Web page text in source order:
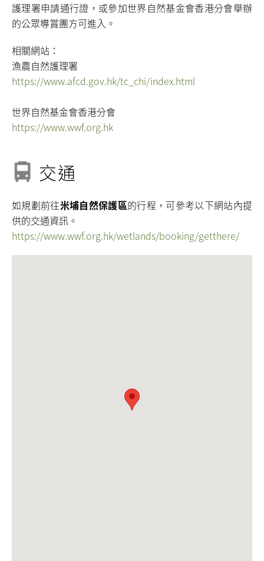
護理署申請通行證，或參加世界自然基金會香港分會舉辦
的公眾導賞團方可進入。
相關網站：
漁農自然護理署
https://www.afcd.gov.hk/tc_chi/index.html
世界自然基金會香港分會
https://www.wwf.org.hk
交通
如規劃前往米埔自然保護區的行程，可參考以下網站內提
供的交通資訊。
https://www.wwf.org.hk/wetlands/booking/getthere/